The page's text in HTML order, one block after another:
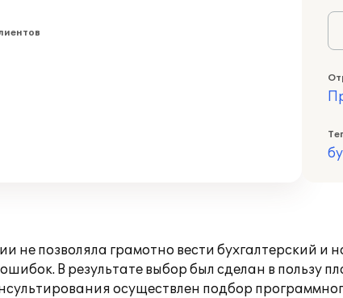
позволяла грамотно вести бухгалтерский и
В результате выбор был сделан в пользу
осуществлен подбор